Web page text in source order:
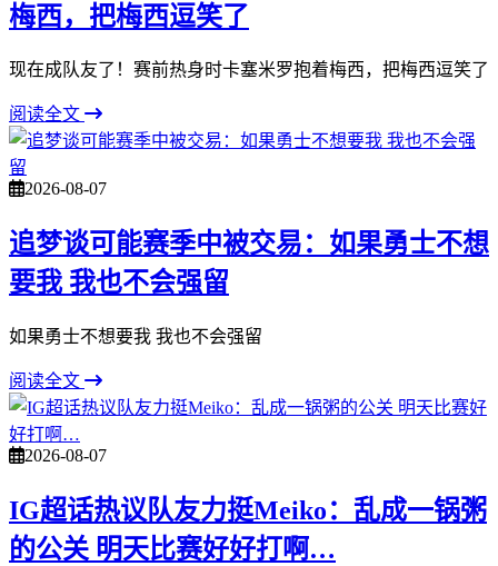
梅西，把梅西逗笑了
现在成队友了！赛前热身时卡塞米罗抱着梅西，把梅西逗笑了
阅读全文
2026-08-07
追梦谈可能赛季中被交易：如果勇士不想
要我 我也不会强留
如果勇士不想要我 我也不会强留
阅读全文
2026-08-07
IG超话热议队友力挺Meiko：乱成一锅粥
的公关 明天比赛好好打啊…